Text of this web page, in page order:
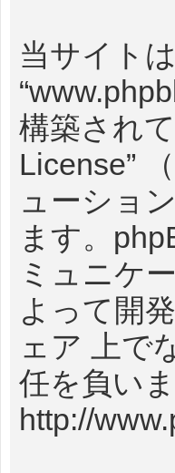
当サイト
構築され
License”
ューショ
ます。
ミュニケ
よって開
ェア 上で
任を負い
http://